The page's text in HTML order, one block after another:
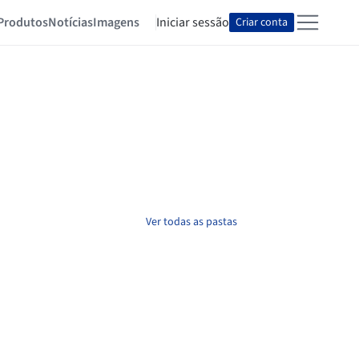
NotíciasImagens Iniciar sessão Criar conta
Ver todas as pastas